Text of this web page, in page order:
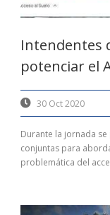
Intendentes
potenciar el
30 Oct 2020
Durante la jornada
conjuntas para
problemática del